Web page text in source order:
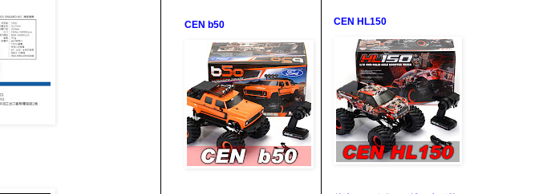
CEN b50 CEN HL150